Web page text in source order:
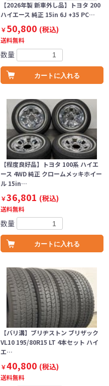
【2026年製 新車外し品】トヨタ 200
ハイエース 純正 15in 6J +35 PC…
￥50,800 (税込)
送料無料
数量
カートに入れる
【程度良好品】トヨタ 100系 ハイエ
ース 4WD 純正 クロームメッキホイー
ル 15in…
￥36,801 (税込)
送料無料
数量
カートに入れる
【バリ溝】ブリヂストン ブリザック
VL10 195/80R15 LT 4本セット ハイ
エ…
￥40,800 (税込)
送料無料